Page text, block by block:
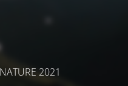
2021